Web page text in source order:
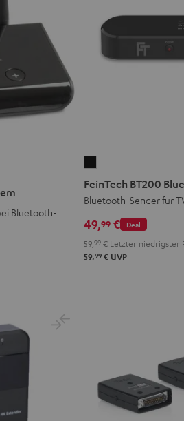
Bluetooth-
BT200
Bluetooth
Sender
Schwarz
FeinTech BT200
Bluetooth-Sender für
Deal
49,99 €
59, 99 € Letzter niedrigster
59,99 € UVP